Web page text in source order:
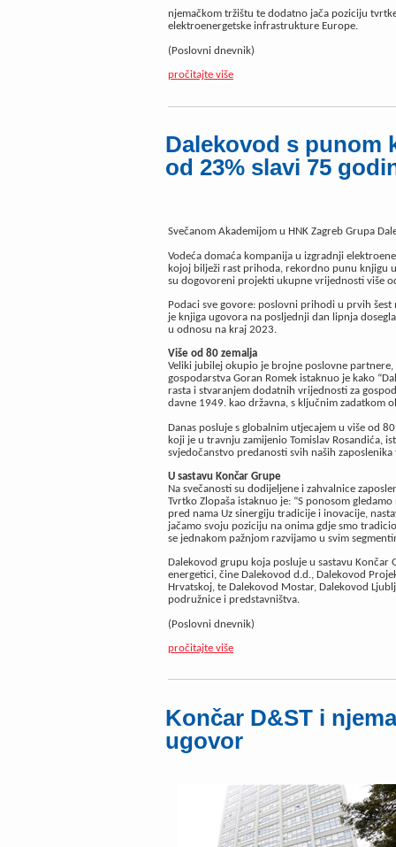
njemačkom tržištu te dodatno jača poziciju
elektroenergetske infrastrukture Europe.
(Poslovni dnevnik)
pročitajte više
Dalekovod s punom
od 23% slavi 75
Svečanom Akademijom u HNK Zagreb Grupa
Vodeća domaća kompanija u izgradnji
kojoj bilježi rast prihoda, rekordno punu knjigu
su dogovoreni projekti ukupne vrijednosti više
Podaci sve govore: poslovni prihodi u prvih
je knjiga ugovora na posljednji dan lipnja
u odnosu na kraj 2023.
Više od 80 zemalja
Veliki jubilej okupio je brojne poslovne
gospodarstva Goran Romek istaknuo je kako
rasta i stvaranjem dodatnih vrijednosti za
davne 1949. kao državna, s ključnim zadatkom
Danas posluje s globalnim utjecajem u više od
koji je u travnju zamijenio Tomislav Rosandića,
svjedočanstvo predanosti svih naših
U sastavu Končar Grupe
Na svečanosti su dodijeljene i zahvalnice
Tvrtko Zlopaša istaknuo je: “S ponosom
pred nama Uz sinergiju tradicije i inovacije,
jačamo svoju poziciju na onima gdje smo
se jednakom pažnjom razvijamo u svim
Dalekovod grupu koja posluje u sastavu Končar
energetici, čine Dalekovod d.d., Dalekovod
Hrvatskoj, te Dalekovod Mostar, Dalekovod
podružnice i predstavništva.
(Poslovni dnevnik)
pročitajte više
Končar D&ST i
ugovor